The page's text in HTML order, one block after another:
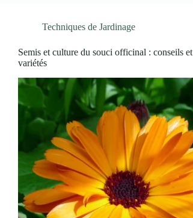
Techniques de Jardinage
Semis et culture du souci officinal : conseils et
variétés